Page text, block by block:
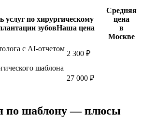
услуг по хирургическому
зубовНаша цена
Средняя
цена
в
Москве
с AI-отчетом
2 300 ₽
шаблона
27 000 ₽
по шаблону — плюсы